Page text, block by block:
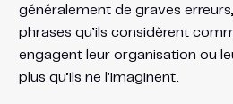
généralement de graves
phrases qu’ils considèrent
engagent leur organisation ou
plus qu’ils ne l’imaginent.